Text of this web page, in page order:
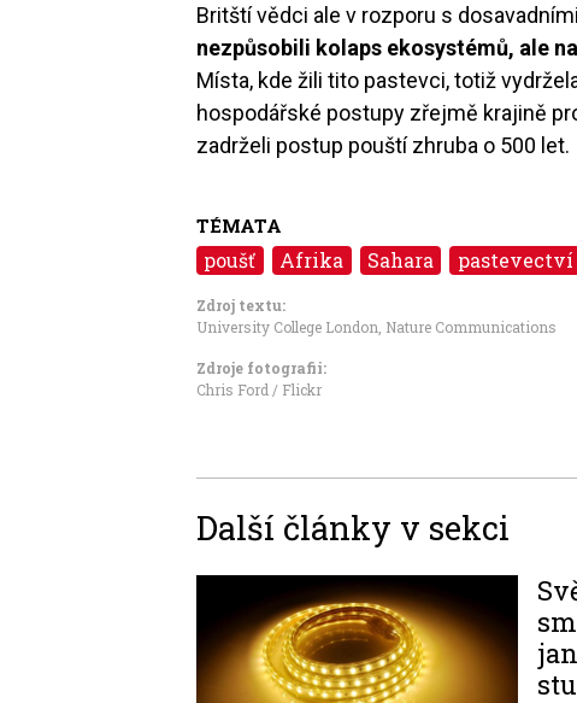
Britští vědci ale v rozporu s
nezpůsobili kolaps ekosystémů, ale
Místa, kde žili tito pastevci, totiž
hospodářské postupy zřejmě krajině
zadrželi postup pouští zhruba o 500 let.
TÉMATA
poušť Afrika Sahara pastevectví
Zdroj textu:
University College London, Nature Communications
Zdroje fotografii:
Chris Ford / Flickr
Další články v sekci